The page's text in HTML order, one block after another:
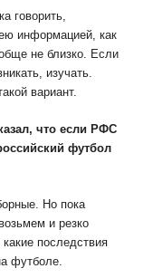
говорить,
информацией, как
не близко. Если
изучать.
вариант.
что если РФС
футбол
Но пока
и резко
последствия
футболе.